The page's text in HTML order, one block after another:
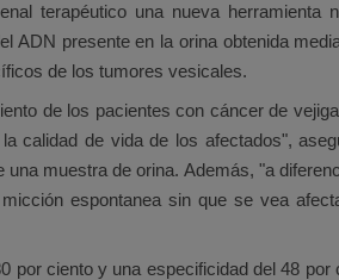
terapéutico una nueva
presente en la orina obtenida
de los tumores vesicales.
de los pacientes con cáncer de
calidad de vida de los afectados",
muestra de orina. Además, "a
espontanea sin que se vea
ciento y una especificidad del 48